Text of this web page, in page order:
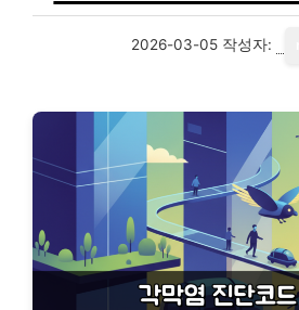
2026-03-05 작성자: